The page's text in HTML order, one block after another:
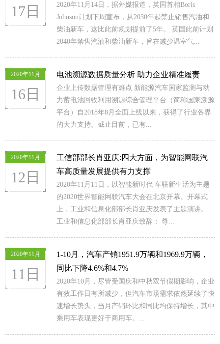
17日
2020年11月14日，据外媒报道，英国首相Boris
Johnson计划下周宣布，从2030年起禁止销售汽油和
柴油新车，这比此前规划提前了5年。 英国此前计划
2040年禁售汽油和柴油新车，旨在减少温室气...
2020年11月
16日
电池溯源数据质量分析 助力企业精准履责
企业上传数据管理有难点 新能源汽车国家监测与动
力蓄电池回收利用溯源综合管理平台（简称国家溯源
平台）自2018年8月全面上线以来，获得了行业各界
的大力支持。截止目前，已有...
2020年11月
12日
工信部部长肖亚庆:四大方面，为智能网联汽
车高质量发展提供有力支撑
2020年11月11日，以智能新时代 车联新生活为主题
的2020世界智能网联汽车大会在北京开幕。开幕式
上，工业和信息化部部长肖亚庆发表了主题演讲。
工业和信息化部部长肖亚庆致辞： 尊...
2020年11月
11日
1-10月，汽车产销1951.9万辆和1969.9万辆，
同比下降4.6%和4.7%
2020年10月，尽管受国庆和中秋双节假期影响，企业
有效工作日有所减少，但汽车市场需求依然延续了快
速增长势头，当月产销环比和同比均保持增长，其中
乘用车表现更好于商用车。...